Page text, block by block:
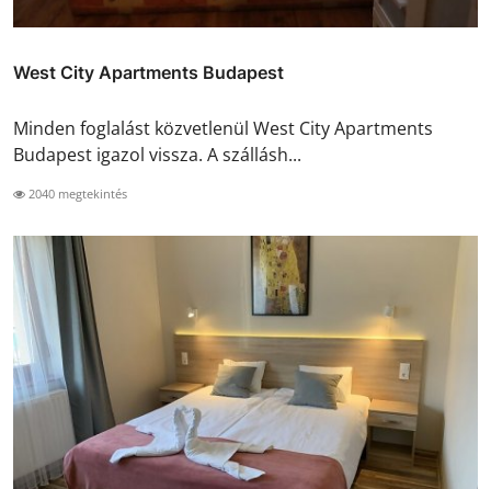
West City Apartments Budapest
Minden foglalást közvetlenül West City Apartments
Budapest igazol vissza. A szállásh...
2040 megtekintés